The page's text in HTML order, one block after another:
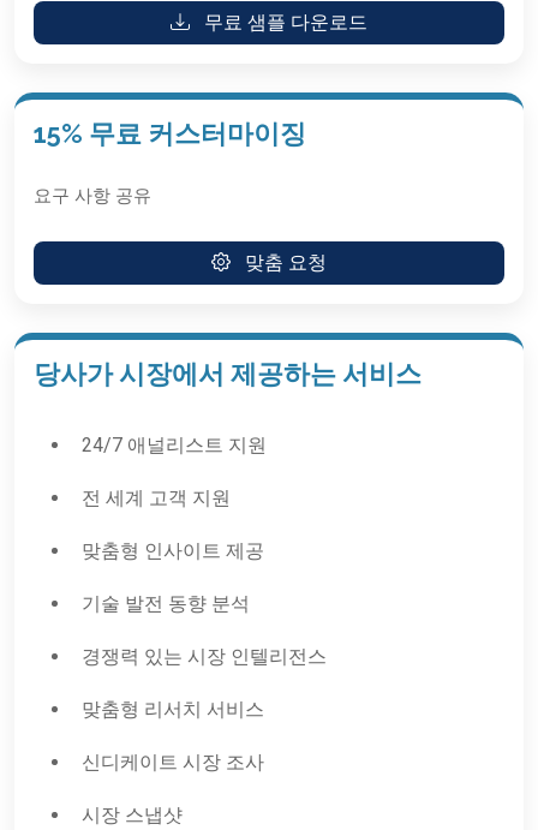
무료 샘플 다운로드
15% 무료 커스터마이징
요구 사항 공유
맞춤 요청
당사가 시장에서 제공하는 서비스
24/7 애널리스트 지원
전 세계 고객 지원
맞춤형 인사이트 제공
기술 발전 동향 분석
경쟁력 있는 시장 인텔리전스
맞춤형 리서치 서비스
신디케이트 시장 조사
시장 스냅샷